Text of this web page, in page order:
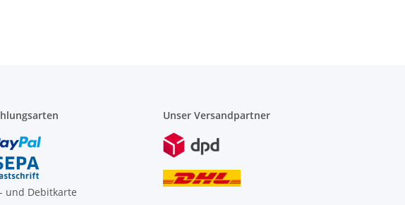
und Debitkarte
Unser Versandpartner